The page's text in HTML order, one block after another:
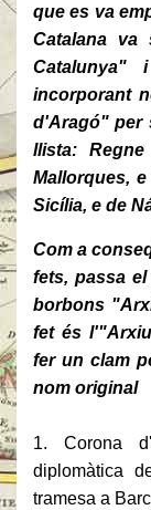
que es va
Catalana
incorporant
d'Aragó" per
llista:
Mallorques,
Sicília, e de
Com a
fets, passa
borbons
fet és
fer un clam
nom original
1. Corona
diplomàtica
tramesa a